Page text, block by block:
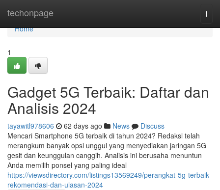
techonpage
Home
Home
1
Gadget 5G Terbaik: Daftar dan
Analisis 2024
tayawitl978606 62 days ago News
Discuss
Mencari Smartphone 5G terbaik di tahun 2024? Redaksi telah
merangkum banyak opsi unggul yang menyediakan jaringan 5G
gesit dan keunggulan canggih. Analisis ini berusaha menuntun
Anda memilih ponsel yang paling ideal
https://viewsdirectory.com/listings13569249/perangkat-5g-terbaik-
rekomendasi-dan-ulasan-2024